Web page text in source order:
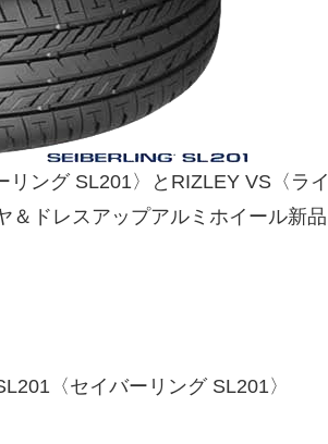
ング SL201〉とRIZLEY VS〈ライ
＆ドレスアップアルミホイール新品
〈セイバーリング SL201〉